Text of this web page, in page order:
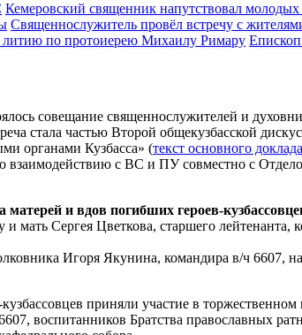
Кемеровский священник напутствовал
Священнослужитель провёл встречу с
совещание священнослужителей и
стала частью Второй общекузбасской
органами Кузбасса» (текст основного доклада
с ВС и ПУ совместно с
и вдов погибших героев-
Сергея Цветкова, старшего лейтенанта,
Игоря Якунина, командира в/ч 6607,
приняли участие в
воспитанников Братства православных